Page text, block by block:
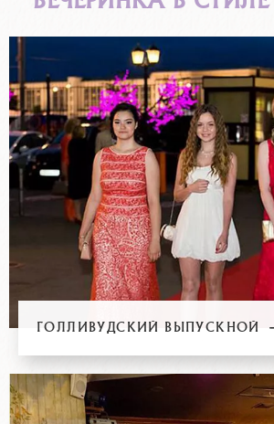
ГОЛЛИВУДСКИЙ ВЫПУСКНОЙ